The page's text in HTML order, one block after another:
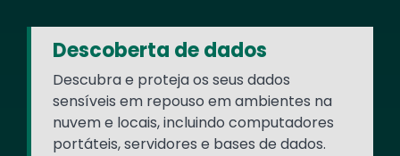
Descoberta de dados
Descubra e proteja os seus dados
sensíveis em repouso em ambientes na
nuvem e locais, incluindo computadores
portáteis, servidores e bases de dados.